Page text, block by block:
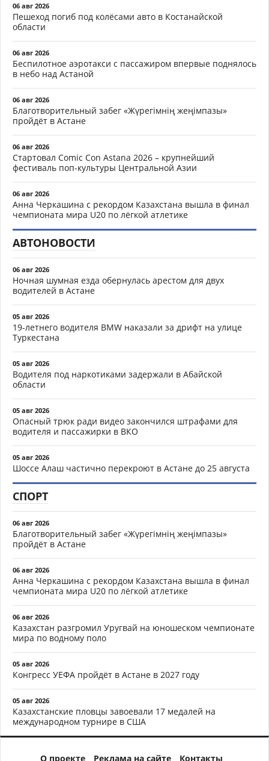
06 авг 2026
Пешеход погиб под колёсами авто в Костанайской
области
06 авг 2026
Беспилотное аэротакси с пассажиром впервые поднялось
в небо над Астаной
06 авг 2026
Благотворительный забег «Жүрегімнің жеңімпазы»
пройдёт в Астане
06 авг 2026
Стартовал Comic Con Astana 2026 – крупнейший
фестиваль поп-культуры Центральной Азии
06 авг 2026
Анна Черкашина с рекордом Казахстана вышла в финал
чемпионата мира U20 по лёгкой атлетике
АВТОНОВОСТИ
06 авг 2026
Ночная шумная езда обернулась арестом для двух
водителей в Астане
05 авг 2026
19-летнего водителя BMW наказали за дрифт на улице
Туркестана
05 авг 2026
Водителя под наркотиками задержали в Абайской
области
05 авг 2026
Опасный трюк ради видео закончился штрафами для
водителя и пассажирки в ВКО
05 авг 2026
Шоссе Алаш частично перекроют в Астане до 25 августа
СПОРТ
06 авг 2026
Благотворительный забег «Жүрегімнің жеңімпазы»
пройдёт в Астане
06 авг 2026
Анна Черкашина с рекордом Казахстана вышла в финал
чемпионата мира U20 по лёгкой атлетике
06 авг 2026
Казахстан разгромил Уругвай на юношеском чемпионате
мира по водному поло
05 авг 2026
Конгресс УЕФА пройдёт в Астане в 2027 году
05 авг 2026
Казахстанские пловцы завоевали 17 медалей на
международном турнире в США
О проекте Реклама на сайте Контакты